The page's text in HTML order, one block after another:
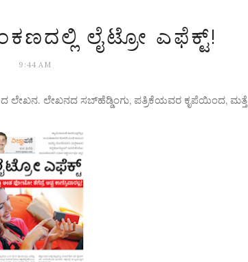
ಲೈಟ್ರೋ ಎಫೆಕ್ಟ್!
9:44 AM
ಲೇಖನದ ಸಬ್‌ಹೆಡ್ಡಿಂಗು, ಪತ್ರಿಕೆಯವರ ಕೃಪೆಯಿಂದ, ಮತ್ತೆ